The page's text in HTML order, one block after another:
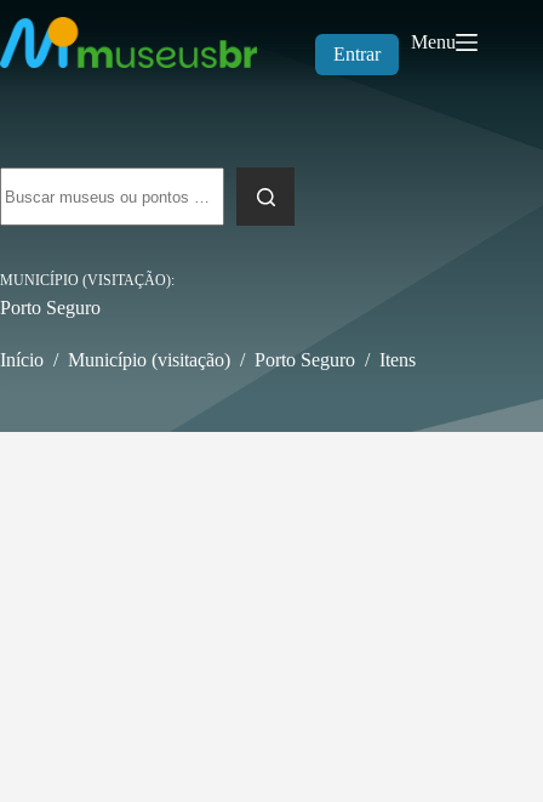
para
o
conteúdo
Entrar
Menu
resultados
MUNICÍPIO (VISITAÇÃO)
Porto Seguro
Início / Município (visitação) / Porto Seguro / Itens